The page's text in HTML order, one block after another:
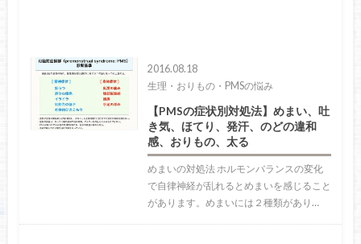
2016.08.18
生理・おりもの・PMSの悩み
【PMSの症状別対処法】めまい、吐
き気、ほてり、発汗、のどの違和
感、おりもの、太る
めまいの対処法 ホルモンバランスの変化
で自律神経が乱れるとめまいを感じること
があります。めまいには２種類があり…